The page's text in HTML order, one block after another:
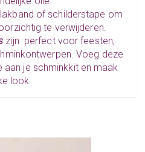
of schilderstape om
te verwijderen.
zijn perfect voor feesten,
Voeg deze
je schminkkit en maak
look